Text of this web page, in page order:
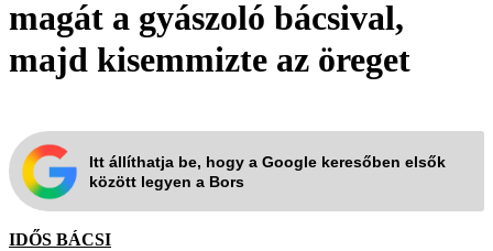
magát a gyászoló bácsival,
majd kisemmizte az öreget
Itt állíthatja be, hogy a Google keresőben elsők
között legyen a Bors
IDŐS BÁCSI